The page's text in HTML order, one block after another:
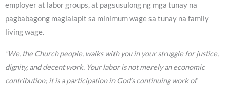
employer at labor groups, at pagsusulong ng mga tunay na
pagbabagong maglalapit sa minimum wage sa tunay na family
living wage.
“We, the Church people, walks with you in your struggle for justice,
dignity, and decent work. Your labor is not merely an economic
contribution; it is a participation in God’s continuing work of